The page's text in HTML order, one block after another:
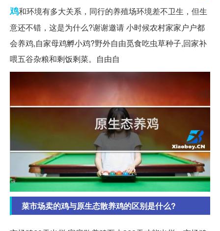
鸡和环境有多大关系，同行的养殖场环境差不卫生，但生
意还不错，这是为什么?谢谢邀请 小时候农村家家户户都
会养鸡,自家母鸡孵小鸡?野外自由觅食吃虫草种子,回家补
喂五谷杂粮和剩饭剩菜。自由自
菜市场卖的鸡与原生态散养鸡的区别是什么?